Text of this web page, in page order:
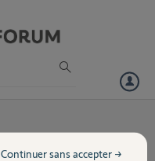
Continuer sans accepter →